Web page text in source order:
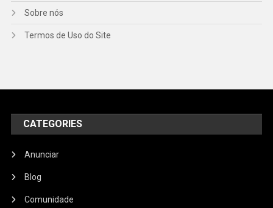
Sobre nós
Termos de Uso do Site
CATEGORIES
Anunciar
Blog
Comunidade